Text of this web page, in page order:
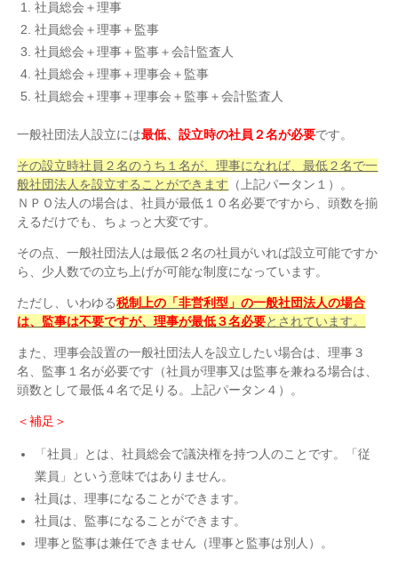
社員総会＋理事
社員総会＋理事＋監事
社員総会＋理事＋監事＋会計監査人
社員総会＋理事＋理事会＋監事
社員総会＋理事＋理事会＋監事＋会計監査人
一般社団法人設立には最低、設立時の社員２名が必要です。
その設立時社員２名のうち１名が、理事になれば、最低２名で一
般社団法人を設立することができます （上記パータン１）。
ＮＰＯ法人の場合は、社員が最低１０名必要ですから、頭数を揃
えるだけでも、ちょっと大変です。
その点、一般社団法人は最低２名の社員がいれば設立可能ですか
ら、少人数での立ち上げが可能な制度になっています。
ただし、いわゆる税制上の「非営利型」の一般社団法人の場合
は、監事は不要ですが、理事が最低３名必要とされています。
また、理事会設置の一般社団法人を設立したい場合は、理事３
名、監事１名が必要です（社員が理事又は監事を兼ねる場合は、
頭数として最低４名で足りる。上記パータン４）。
＜補足＞
「社員」とは、社員総会で議決権を持つ人のことです。「従
業員」という意味ではありません。
社員は、理事になることができます。
社員は、監事になることができます。
理事と監事は兼任できません（理事と監事は別人）。